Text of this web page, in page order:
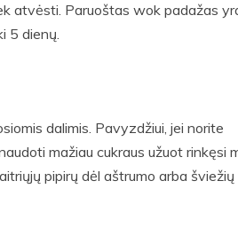
atvėsti. Paruoštas wok padažas
5 dienų.
dalimis. Pavyzdžiui, jei norite
mažiau cukraus užuot rinkęsi
pipirų dėl aštrumo arba šviežių